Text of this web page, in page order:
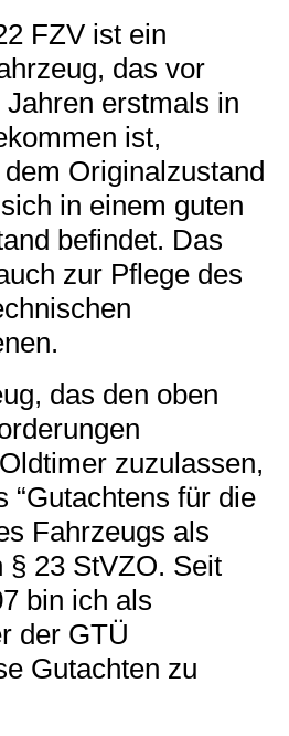
FZV ist ein
das vor
erstmals in
ist,
Originalzustand
in einem guten
befindet. Das
zur Pflege des
das den oben
zuzulassen,
“Gutachtens für die
Fahrzeugs als
§ 23 StVZO. Seit
bin ich als
der GTÜ
Gutachten zu